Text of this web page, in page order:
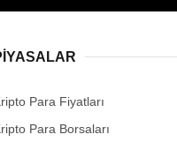
Para Fiyatları
Para Borsaları